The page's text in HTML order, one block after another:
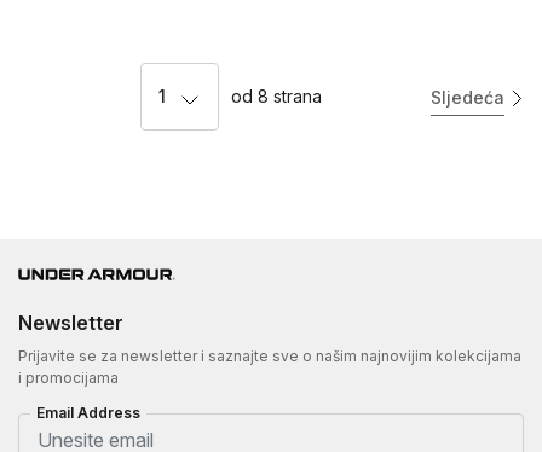
1 od 8 strana Sljedeća
Newsletter
Prijavite se za newsletter i saznajte sve o našim najnovijim kolekcijama
i promocijama
Email Address